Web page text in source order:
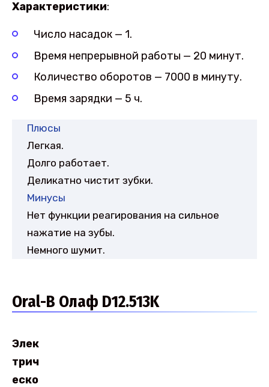
Характеристики:
Число насадок — 1.
Время непрерывной работы — 20 минут.
Количество оборотов — 7000 в минуту.
Время зарядки — 5 ч.
Плюсы
Легкая.
Долго работает.
Деликатно чистит зубки.
Минусы
Нет функции реагирования на сильное
нажатие на зубы.
Немного шумит.
Oral-B Олаф D12.513K
Элек
трич
еско